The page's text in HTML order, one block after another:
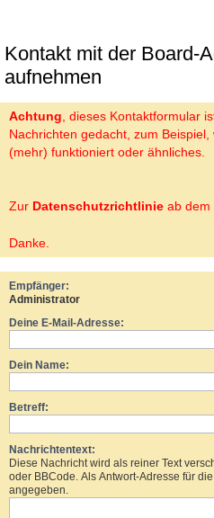
Kontakt mit der Board-
aufnehmen
Achtung , dieses Kontaktformular
Nachrichten gedacht, zum
(mehr) funktioniert oder ähnliches.
Zur Datenschutzrichtlinie ab dem
Danke.
Empfänger:
Administrator
Deine E-Mail-Adresse:
Dein Name:
Betreff:
Nachrichtentext:
Diese Nachricht wird als reiner Text
oder BBCode. Als Antwort-Adresse für
angegeben.